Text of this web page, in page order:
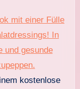
kostenlose